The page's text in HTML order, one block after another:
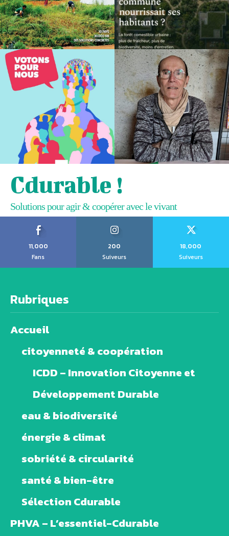
Cdurable !
Solutions pour agir & coopérer avec le vivant
11,000
Fans
200
Suiveurs
18,000
Suiveurs
Rubriques
Accueil
citoyenneté & coopération
ICDD – Innovation Citoyenne et
Développement Durable
eau & biodiversité
énergie & climat
sobriété & circularité
santé & bien-être
Sélection Cdurable
PHVA – L’essentiel-Cdurable